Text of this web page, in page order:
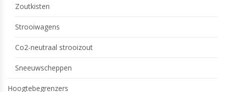
Zoutkisten
Strooiwagens
Co2-neutraal strooizout
Sneeuwscheppen
Hoogtebegrenzers